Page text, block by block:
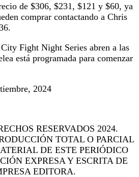
de $306, $231, $121 y $60, ya
comprar contactando a Chris
Fight Night Series abren a las
está programada para comenzar
2024
RESERVADOS 2024.
TOTAL O PARCIAL
DE ESTE PERIÓDICO
EXPRESA Y ESCRITA DE
EDITORA.